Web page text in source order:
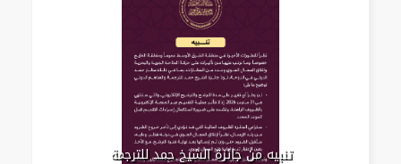
تنبيه من جائزة الشيخ حمد للترجمة